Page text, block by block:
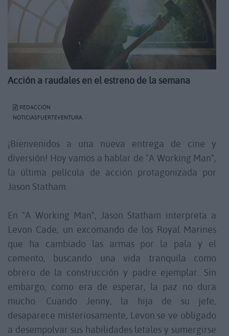
Acción a raudales en el estreno de la semana
REDACCIÓN
NOTICIASFUERTEVENTURA
¡Bienvenidos a una nueva entrega de cine y
diversión! Hoy vamos a hablar de "A Working Man",
la última película de acción protagonizada por
Jason Statham.
En "A Working Man", Jason Statham interpreta a
Levon Cade, un excomando de los Royal Marines
que ha cambiado las armas por la pala y el
cemento, buscando una vida tranquila como
obrero de la construcción y padre ejemplar. Sin
embargo, como era de esperar, la paz no dura
mucho. Cuando Jenny, la hija de su jefe,
desaparece misteriosamente, Levon se ve obligado
a desempolvar sus habilidades letales y sumergirse